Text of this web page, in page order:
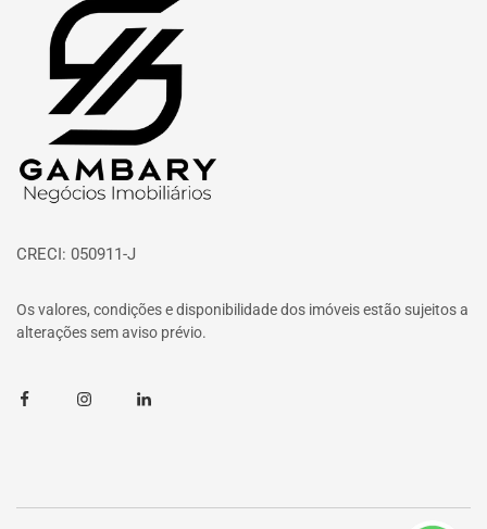
Página inicial
CRECI: 050911-J
Os valores, condições e disponibilidade dos imóveis estão sujeitos a
alterações sem aviso prévio.
FacebookInstagramLinkedin